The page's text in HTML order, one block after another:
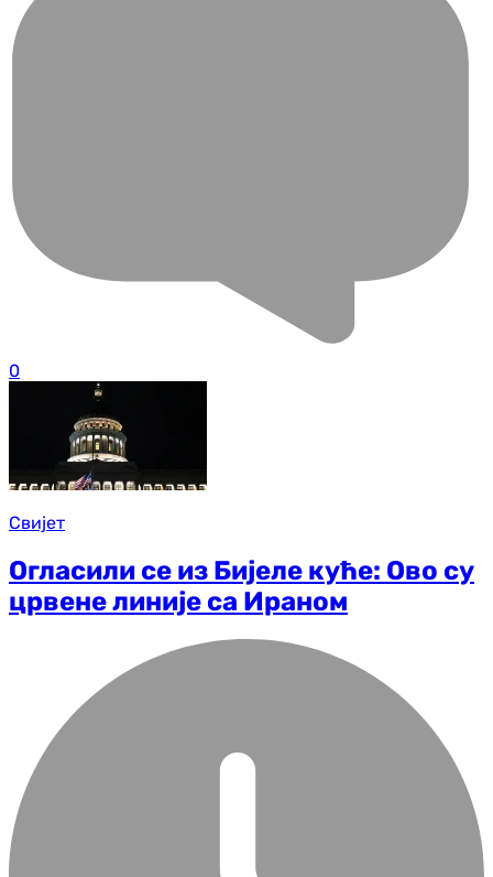
0
Свијет
Огласили се из Бијеле куће: Ово су
црвене линије са Ираном